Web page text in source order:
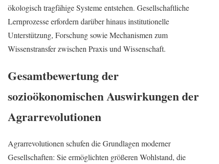
ökologisch tragfähige Systeme entstehen. Gesellschaftliche
Lernprozesse erfordern darüber hinaus institutionelle
Unterstützung, Forschung sowie Mechanismen zum
Wissenstransfer zwischen Praxis und Wissenschaft.
Gesamtbewertung der
sozioökonomischen Auswirkungen der
Agrarrevolutionen
Agrarrevolutionen schufen die Grundlagen moderner
Gesellschaften: Sie ermöglichten größeren Wohlstand, die